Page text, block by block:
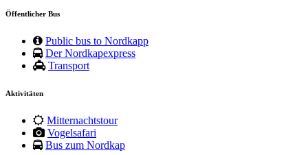
Öffentlicher Bus
Public bus to Nordkapp
Der Nordkapexpress
Transport
Aktivitäten
Mitternachtstour
Vogelsafari
Bus zum Nordkap